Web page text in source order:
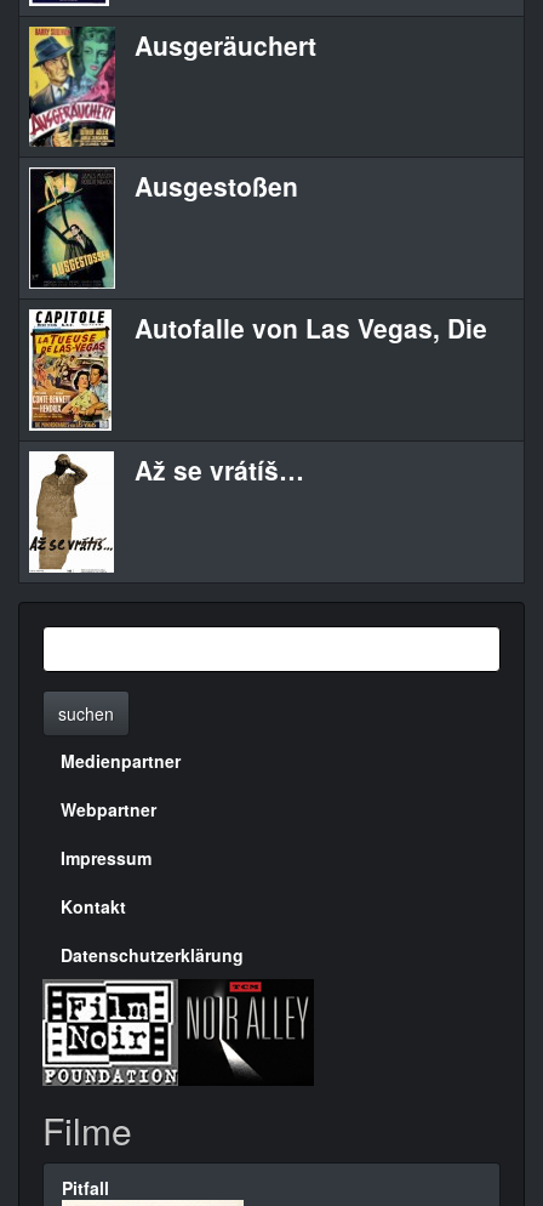
Ausgeräuchert
Ausgestoßen
Autofalle von Las Vegas, Die
Až se vrátíš…
suchen
Menülinks
rechte
Seite
Medienpartner
Webpartner
Impressum
Kontakt
Datenschutzerklärung
Filme
Pitfall